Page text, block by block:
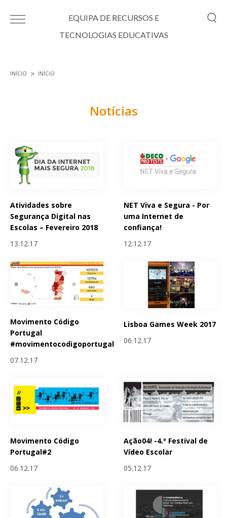
EQUIPA DE RECURSOS E
TECNOLOGIAS EDUCATIVAS
INÍCIO INÍCIO
Notícias
Atividades sobre
Segurança Digital nas
Escolas – Fevereiro 2018
13.12.17
NET Viva e Segura - Por
uma Internet de
confiança!
12.12.17
Movimento Código
Portugal
#movimentocodigoportugal
07.12.17
Lisboa Games Week 2017
06.12.17
Movimento Código
Portugal#2
06.12.17
Ação04! -4.º Festival de
Vídeo Escolar
05.12.17
Páginas